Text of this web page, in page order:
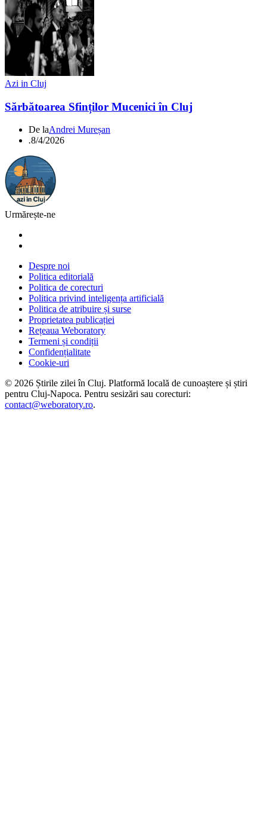
Azi in Cluj
Sărbătoarea Sfinților Mucenici în Cluj
De laAndrei Mureșan
.8/4/2026
Urmărește-ne
Despre noi
Politica editorială
Politica de corecturi
Politica privind inteligența artificială
Politica de atribuire și surse
Proprietatea publicației
Rețeaua Weboratory
Termeni și condiții
Confidențialitate
Cookie-uri
© 2026 Știrile zilei în Cluj. Platformă locală de cunoaștere și știri
pentru Cluj-Napoca. Pentru sesizări sau corecturi:
contact@weboratory.ro.